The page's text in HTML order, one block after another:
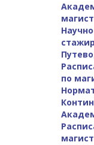
по